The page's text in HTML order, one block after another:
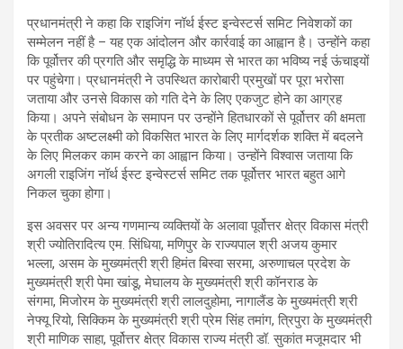
प्रधानमंत्री ने कहा कि राइजिंग नॉर्थ ईस्ट इन्वेस्टर्स समिट निवेशकों का
सम्मेलन नहीं है – यह एक आंदोलन और कार्रवाई का आह्वान है। उन्होंने कहा
कि पूर्वोत्तर की प्रगति और समृद्धि के माध्यम से भारत का भविष्य नई ऊंचाइयों
पर पहुंचेगा। प्रधानमंत्री ने उपस्थित कारोबारी प्रमुखों पर पूरा भरोसा
जताया और उनसे विकास को गति देने के लिए एकजुट होने का आग्रह
किया। अपने संबोधन के समापन पर उन्होंने हितधारकों से पूर्वोत्तर की क्षमता
के प्रतीक अष्टलक्ष्मी को विकसित भारत के लिए मार्गदर्शक शक्ति में बदलने
के लिए मिलकर काम करने का आह्वान किया। उन्होंने विश्वास जताया कि
अगली राइजिंग नॉर्थ ईस्ट इन्वेस्टर्स समिट तक पूर्वोत्तर भारत बहुत आगे
निकल चुका होगा।
इस अवसर पर अन्य गणमान्य व्यक्तियों के अलावा पूर्वोत्तर क्षेत्र विकास मंत्री
श्री ज्योतिरादित्य एम. सिंधिया, मणिपुर के राज्यपाल श्री अजय कुमार
भल्ला, असम के मुख्यमंत्री श्री हिमंत बिस्वा सरमा, अरुणाचल प्रदेश के
मुख्यमंत्री श्री पेमा खांडू, मेघालय के मुख्यमंत्री श्री कॉनराड के
संगमा, मिजोरम के मुख्यमंत्री श्री लालदुहोमा, नागालैंड के मुख्यमंत्री श्री
नेफ्यू रियो, सिक्किम के मुख्यमंत्री श्री प्रेम सिंह तमांग, त्रिपुरा के मुख्यमंत्री
श्री माणिक साहा, पूर्वोत्तर क्षेत्र विकास राज्य मंत्री डॉ. सुकांत मजूमदार भी